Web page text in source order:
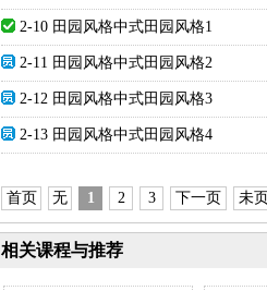
2-10 田园风格中式田园风格1
2-11 田园风格中式田园风格2
2-12 田园风格中式田园风格3
2-13 田园风格中式田园风格4
首页 无 1 2 3 下一页 未页
相关课程与推荐